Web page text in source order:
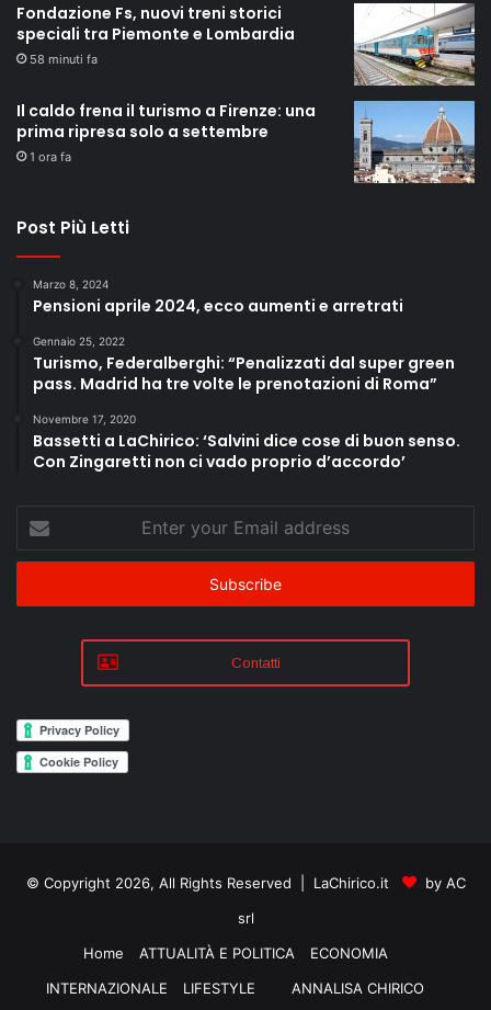
Fondazione Fs, nuovi treni storici
speciali tra Piemonte e Lombardia
58 minuti fa
Il caldo frena il turismo a Firenze: una
prima ripresa solo a settembre
1 ora fa
Post Più Letti
Marzo 8, 2024
Pensioni aprile 2024, ecco aumenti e arretrati
Gennaio 25, 2022
Turismo, Federalberghi: “Penalizzati dal super green
pass. Madrid ha tre volte le prenotazioni di Roma”
Novembre 17, 2020
Bassetti a LaChirico: ‘Salvini dice cose di buon senso.
Con Zingaretti non ci vado proprio d’accordo’
your
Email
Contatti
© Copyright 2026, All Rights Reserved | LaChirico.it
by AC
srl
Home
ATTUALITÀ E POLITICA
ECONOMIA
INTERNAZIONALE
LIFESTYLE ANNALISA CHIRICO